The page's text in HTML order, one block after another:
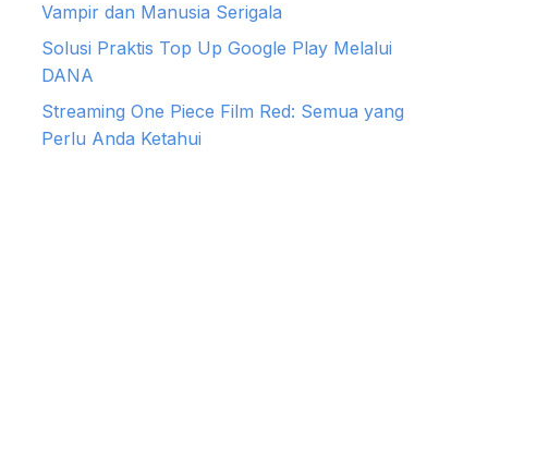
Vampir dan Manusia Serigala
Solusi Praktis Top Up Google Play Melalui
DANA
Streaming One Piece Film Red: Semua yang
Perlu Anda Ketahui